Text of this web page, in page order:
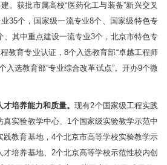
。获批市属高校“医药化工与装备”新兴交叉
35个，国家级一流专业8个、国家级特色专
、其中重点建设一流专业3个，北京市特色专
教育专业认证，8个入选教育部“卓越工程师
入选教育部“专业综合改革试点”。开办9个微
才培养能力和质量。现有2个国家级工程实践
实验教学中心、1个国家级实验教学示范中
践教育基地，4个北京市高等学校实验教学示
培养基地、2个北京高等学校示范性校内创